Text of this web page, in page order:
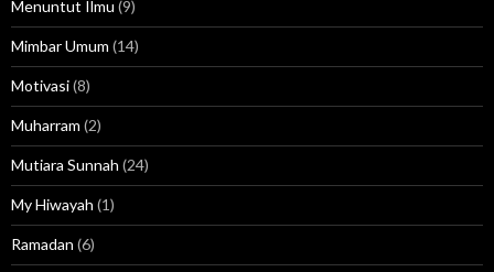
Menuntut Ilmu (9)
Mimbar Umum (14)
Motivasi(8)
Muharram (2)
Mutiara Sunnah (24)
My Hiwayah (1)
Ramadan (6)